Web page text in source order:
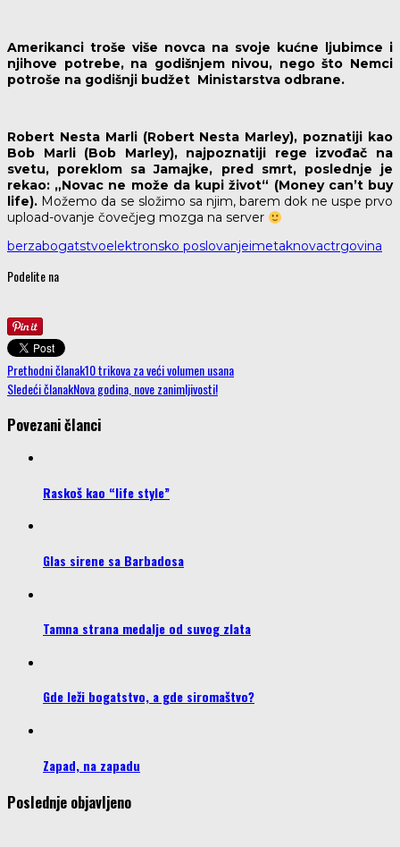
Amerikanci troše više novca na svoje kućne ljubimce i
njihove potrebe, na godišnjem nivou, nego što Nemci
potroše na godišnji budžet Ministarstva odbrane.
Robert Nesta Marli (Robert Nesta Marley), poznatiji kao
Bob Marli (Bob Marley), najpoznatiji rege izvođač na
svetu, poreklom sa Jamajke, pred smrt, poslednje je
rekao: „Novac ne može da kupi život“ (Money can’t buy
life). Možemo da se složimo sa njim, barem dok ne uspe prvo
upload-ovanje čovečjeg mozga na server
berzabogatstvoelektronsko poslovanjeimetaknovactrgovina
Podelite na
Prethodni članak10 trikova za veći volumen usana
Sledeći članakNova godina, nove zanimljivosti!
Povezani članci
Raskoš kao “life style”
Glas sirene sa Barbadosa
Tamna strana medalje od suvog zlata
Gde leži bogatstvo, a gde siromaštvo?
Zapad, na zapadu
Poslednje objavljeno